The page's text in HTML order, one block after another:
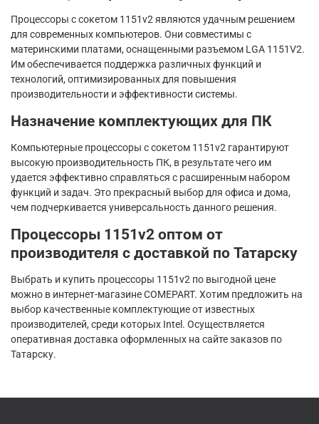
Процессоры с сокетом 1151v2 являются удачным решением
для современных компьютеров. Они совместимы с
материнскими платами, оснащенными разъемом LGA 1151V2.
Им обеспечивается поддержка различных функций и
технологий, оптимизированных для повышения
производительности и эффективности системы.
Назначение комплектующих для ПК
Компьютерные процессоры с сокетом 1151v2 гарантируют
высокую производительность ПК, в результате чего им
удается эффективно справляться с расширенным набором
функций и задач. Это прекрасный выбор для офиса и дома,
чем подчеркивается универсальность данного решения.
Процессоры 1151v2 оптом от
производителя с доставкой по Татарску
Выбрать и купить процессоры 1151v2 по выгодной цене
можно в интернет-магазине COMEPART. Хотим предложить на
выбор качественные комплектующие от известных
производителей, среди которых Intel. Осуществляется
оперативная доставка оформленных на сайте заказов по
Татарску.